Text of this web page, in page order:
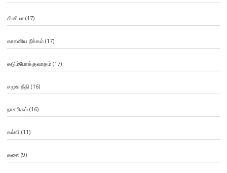
சினிமா (17)
காலனிய நீக்கம்(17)
கடும்போக்குவாதம்(17)
சமூக நீதி (16)
நாகரிகம்(16)
கல்வி (11)
கலை(9)